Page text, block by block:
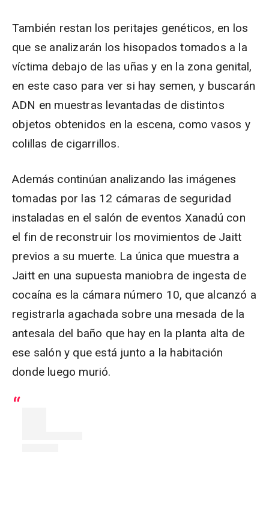
También restan los peritajes genéticos, en los
que se analizarán los hisopados tomados a la
víctima debajo de las uñas y en la zona genital,
en este caso para ver si hay semen, y buscarán
ADN en muestras levantadas de distintos
objetos obtenidos en la escena, como vasos y
colillas de cigarrillos.
Además continúan analizando las imágenes
tomadas por las 12 cámaras de seguridad
instaladas en el salón de eventos Xanadú con
el fin de reconstruir los movimientos de Jaitt
previos a su muerte. La única que muestra a
Jaitt en una supuesta maniobra de ingesta de
cocaína es la cámara número 10, que alcanzó a
registrarla agachada sobre una mesada de la
antesala del baño que hay en la planta alta de
ese salón y que está junto a la habitación
donde luego murió.